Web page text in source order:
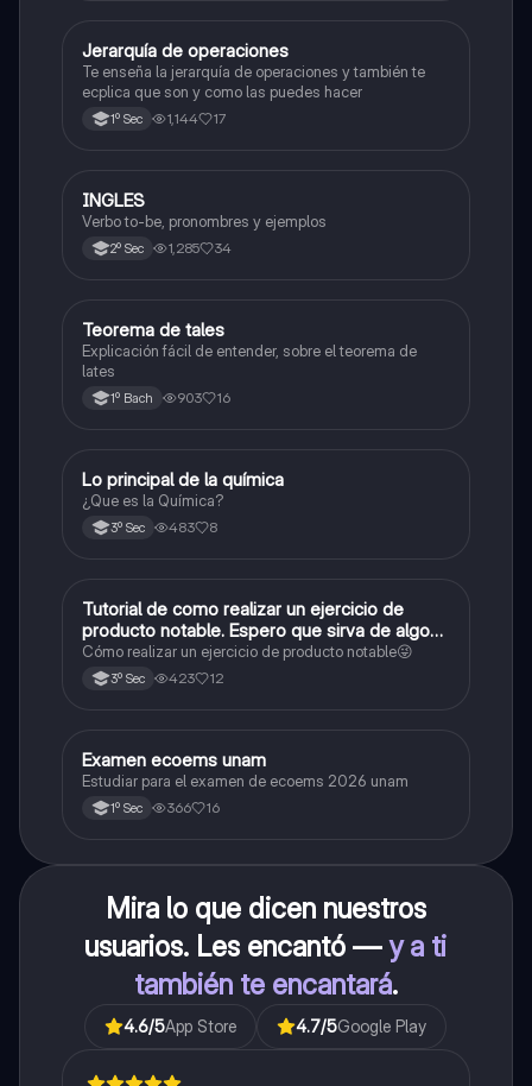
Matemáticas
Jerarquía de operaciones
Te enseña la jerarquía de operaciones y también te
ecplica que son y como las puedes hacer
1º Sec 1,144 17
Inglés
INGLES
Verbo to-be, pronombres y ejemplos
2º Sec 1,285 34
Matemáticas
Teorema de tales
Explicación fácil de entender, sobre el teorema de
lates
1º Bach 903 16
Química
Lo principal de la química
¿Que es la Química?
3º Sec 483 8
Matemáticas
Tutorial de como realizar un ejercicio de
producto notable. Espero que sirva de algo💕
😜
Cómo realizar un ejercicio de producto notable😜
3º Sec 423 12
Español
Examen ecoems unam
Estudiar para el examen de ecoems 2026 unam
1º Sec 366 16
Mira lo que dicen nuestros
usuarios. Les encantó —y a ti
también te encantará.
4.6/5App Store 4.7/5Google Play